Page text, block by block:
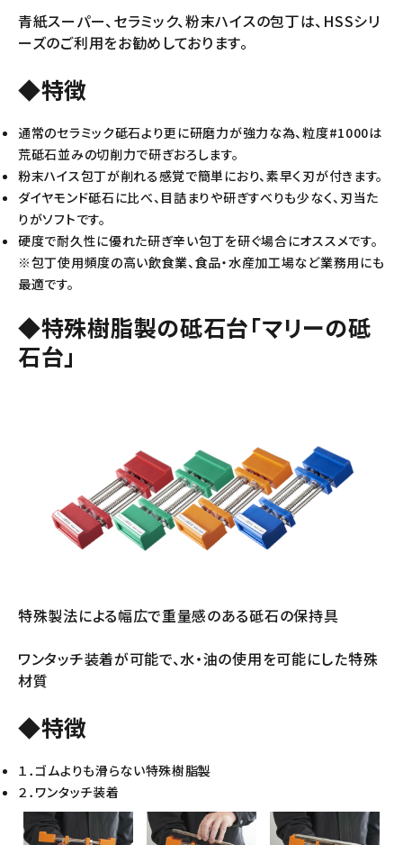
青紙スーパー、セラミック、粉末ハイスの包丁は、HSSシリ
ーズのご利用をお勧めしております。
◆特徴
通常のセラミック砥石より更に研磨力が強力な為、粒度#1000は
荒砥石並みの切削力で研ぎおろします。
粉末ハイス包丁が削れる感覚で簡単におり、素早く刃が付きます。
ダイヤモンド砥石に比べ、目詰まりや研ぎすべりも少なく、刃当た
りがソフトです。
硬度で耐久性に優れた研ぎ辛い包丁を研ぐ場合にオススメです。
※包丁使用頻度の高い飲食業、食品・水産加工場など業務用にも
最適です。
◆特殊樹脂製の砥石台「マリーの砥
石台」
特殊製法による幅広で重量感のある砥石の保持具
ワンタッチ装着が可能で、水・油の使用を可能にした特殊
材質
◆特徴
１．ゴムよりも滑らない特殊樹脂製
２．ワンタッチ装着